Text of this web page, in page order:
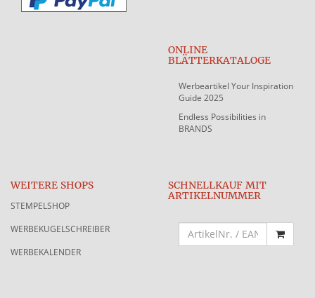
ONLINE
BLÄTTERKATALOGE
Werbeartikel Your Inspiration
Guide 2025
Endless Possibilities in
BRANDS
WEITERE SHOPS
STEMPELSHOP
WERBEKUGELSCHREIBER
WERBEKALENDER
SCHNELLKAUF MIT
ARTIKELNUMMER